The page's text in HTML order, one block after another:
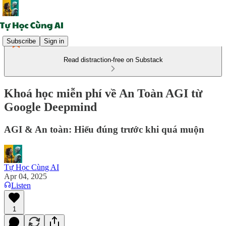
Subscribe Sign in
Read distraction-free on Substack
Khoá học miễn phí về An Toàn AGI từ
Google Deepmind
AGI & An toàn: Hiểu đúng trước khi quá muộn
Tự Học Cùng AI
Apr 04, 2025
Listen
1